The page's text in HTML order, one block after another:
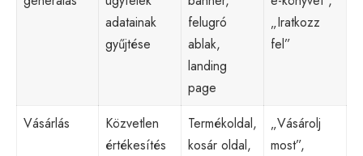
adatainak
gyűjtése
felugró
ablak,
landing
page
„Iratkozz
fel”
Vásárlás
Közvetlen
értékesítés
Termékoldal,
kosár oldal,
„Vásárolj
most”,